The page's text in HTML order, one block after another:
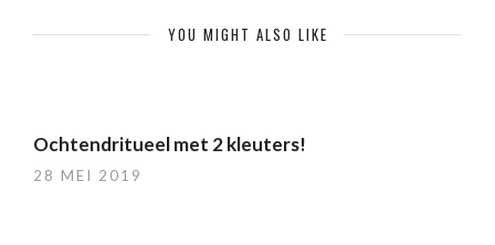
YOU MIGHT ALSO LIKE
Ochtendritueel met 2 kleuters!
28 MEI 2019